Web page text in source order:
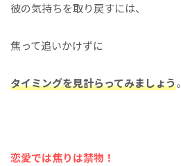
彼の気持ちを取り戻すには、
焦って追いかけずに
タイミングを見計らってみましょう。
恋愛では焦りは禁物！